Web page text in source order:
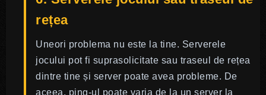
rețea
Uneori problema nu este la tine. Serverele
jocului pot fi suprasolicitate sau traseul de rețea
dintre tine și server poate avea probleme. De
aceea, ping-ul poate varia de la un server la